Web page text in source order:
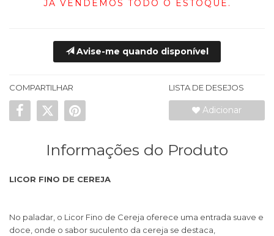
JÁ VENDEMOS TODO O ESTOQUE.
Avise-me quando disponível
COMPARTILHAR LISTA DE DESEJOS
Adicionar
Informações do Produto
LICOR FINO DE CEREJA
No paladar, o Licor Fino de Cereja oferece uma entrada suave e
doce, onde o sabor suculento da cereja se destaca,